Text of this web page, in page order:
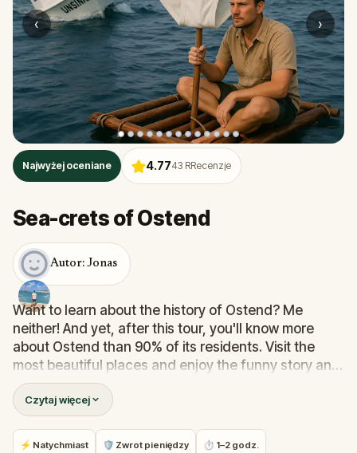
‹ ›
Najwyżej oceniane 4.7743 RRecenzje
Sea-crets of Ostend
Autor: Jonas
Want to learn about the history of Ostend? Me
neither! And yet, after this tour, you'll know more
about Ostend than 90% of its residents. Visit the
most beautiful places and enjoy the funny story and
the mysterious myths about the city. Besides the
beautiful tour, your brain will also be put to work with
riddles, brainteasers, and searches. Oh, and if you
happen to have a sense of humor, that's a bonus!
Czytaj więcej
⚡ Natychmiast 🛡 Zwrot pieniędzy ⏱ 1–2 godz.